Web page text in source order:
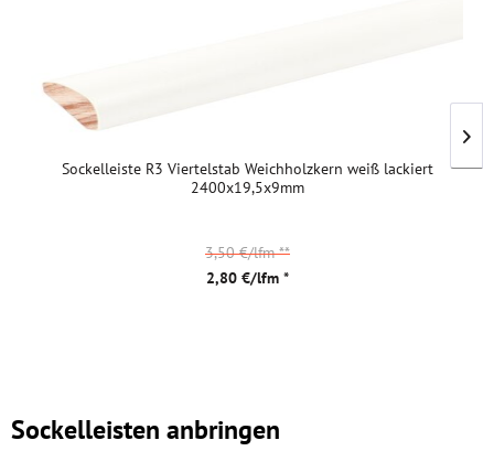
Sockelleiste R3 Viertelstab Weichholzkern weiß lackiert
2400x19,5x9mm
2,80 €/lfm *
3,50 €/lfm**
Sockelleisten anbringen